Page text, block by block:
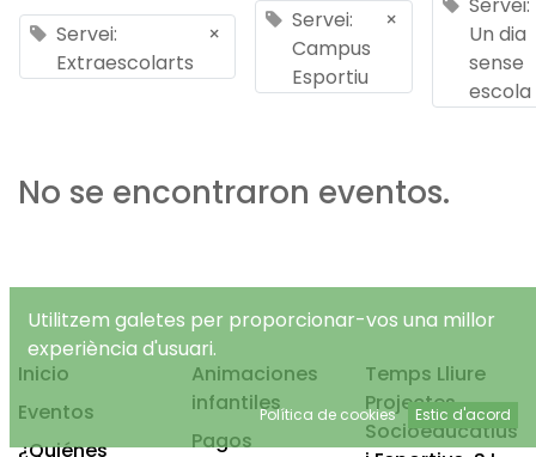
Servei:
Extraescolarts
×
Servei:
Campus
Esportiu
×
Un dia
sense
escola
No se encontraron eventos.
Inicio
Eventos
¿Quiénes
Animaciones
infantiles
Pagos
Temps Lliure
Projectes
Socioeducatius
Utilitzem galetes per proporcionar-vos una millor
experiència d'usuari.
Política de cookies Estic d'acord